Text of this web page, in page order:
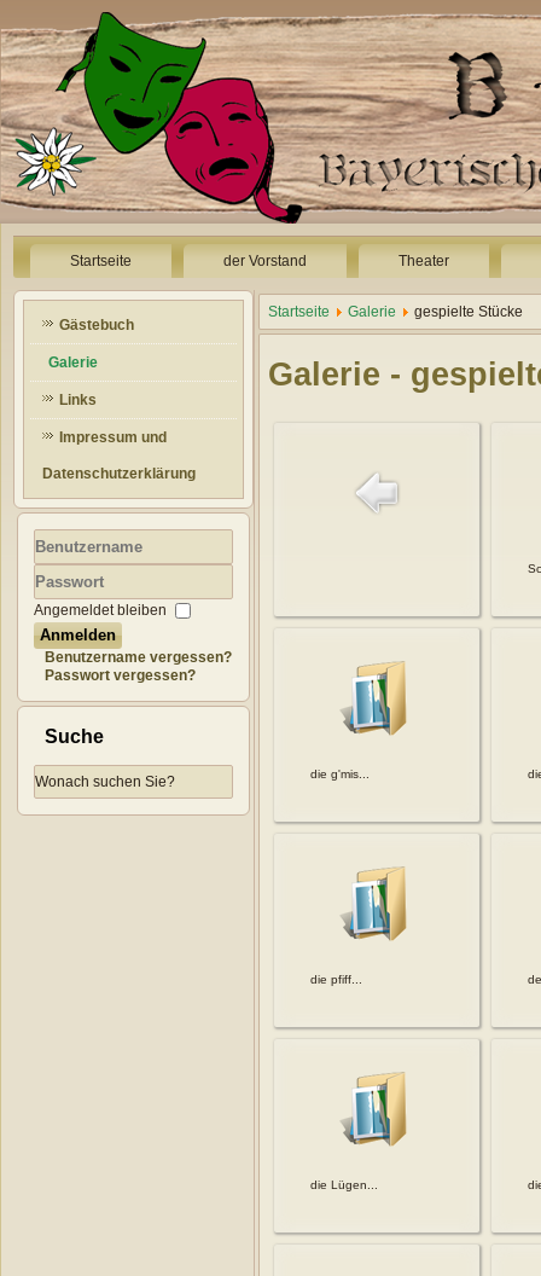
Startseite der Vorstand Theater
Gästebuch
Galerie
Links
Impressum und
Datenschutzerklärung
Benutzername
Passwort
Angemeldet bleiben
Anmelden
Benutzername vergessen?
Passwort vergessen?
Suche
Startseite Galerie gespielte Stücke
Galerie -
die g'mis...
die pfiff...
die Lügen...